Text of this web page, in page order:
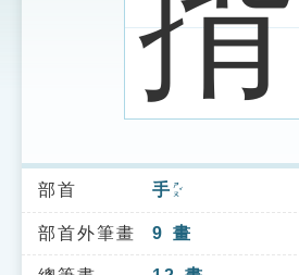
索引選單
知識索引
部首 手 ㄕㄡˇ
部首外筆畫 9 畫